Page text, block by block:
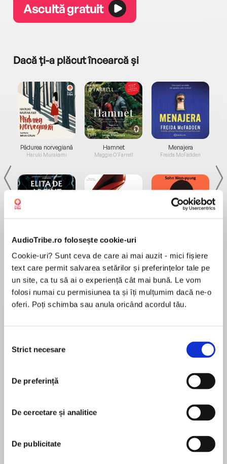
AudioTribe.ro folosește cookie-uri
Cookie-uri? Sunt ceva de care ai mai auzit - mici fișiere
text care permit salvarea setărilor și preferințelor tale pe
un site, ca tu să ai o experiență cât mai bună. Le vom
folosi numai cu permisiunea ta și îți mulțumim dacă ne-o
oferi. Poți schimba sau anula oricând acordul tău.
consimțământului
Strict necesare
De preferință
De cercetare și analitice
De publicitate
Ascultă gratuit
Dacă ți-a plăcut încearcă și
Pădurea norvegiană
Haruki Murakami
Elita de Argint (Elita
Hamnet
Maggie O'Farrell
Diavolul se îmbracă de
Menajera
Freida McFadden
Desprecarte
fossils—industrial, chemical, geological—that
A Times Book of the Year • A Daily Telegraph
What will the world look like ten thousand or ten
MAI MULT
pentru această carte
David Farrier teaches English Literature at the